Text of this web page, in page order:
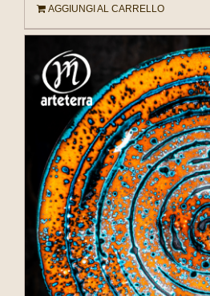
AGGIUNGI AL CARRELLO